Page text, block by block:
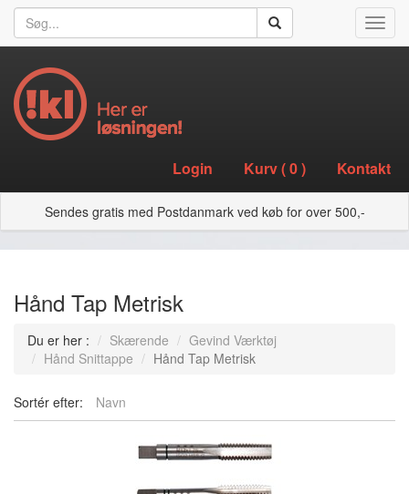
Login Kurv (0) Kontakt
Sendes gratis med Postdanmark ved køb for over 500,-
Hånd Tap Metrisk
Du er her : Skærende
Gevind Værktøj
Hånd Snittappe
Hånd Tap Metrisk
Sortér efter: Navn